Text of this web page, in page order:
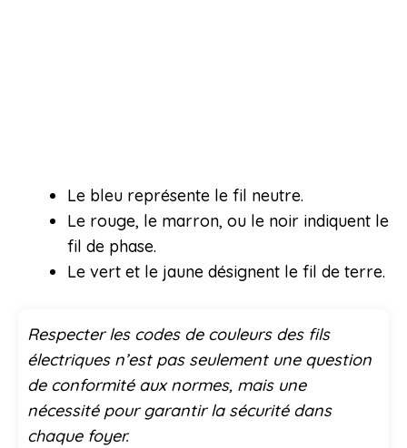
Le bleu représente le fil neutre.
Le rouge, le marron, ou le noir indiquent le
fil de phase.
Le vert et le jaune désignent le fil de terre.
Respecter les codes de couleurs des fils
électriques n’est pas seulement une question
de conformité aux normes, mais une
nécessité pour garantir la sécurité dans
chaque foyer.